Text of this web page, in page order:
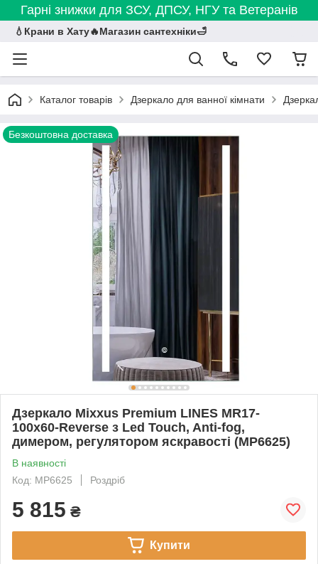
Гарні знижки для ЗСУ, ДПСУ, НГУ та Ветеранів
💧Крани в Хату🔥Магазин сантехніки🛁
Каталог товарів Дзеркало для ванної кімнати
Безкоштовна доставка
Дзеркало Mixxus Premium LINES MR17-
100x60-Reverse з Led Touch, Anti-fog,
димером, регулятором яскравості (MP6625)
В наявності
Код: MP6625
Роздріб
5 815 ₴
Купити